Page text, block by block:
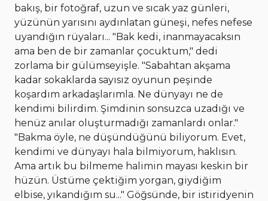
bakış, bir fotoğraf, uzun ve sıcak yaz günleri,
yüzünün yarısını aydınlatan güneşi, nefes nefese
uyandığın rüyaları... "Bak kedi, inanmayacaksın
ama ben de bir zamanlar çocuktum," dedi
zorlama bir gülümseyişle. "Sabahtan akşama
kadar sokaklarda sayısız oyunun peşinde
koşardım arkadaşlarımla. Ne dünyayı ne de
kendimi bilirdim. Şimdinin sonsuzca uzadığı ve
henüz anılar oluşturmadığı zamanlardı onlar."
"Bakma öyle, ne düşündüğünü biliyorum. Evet,
kendimi ve dünyayı hala bilmiyorum, haklısın.
Ama artık bu bilmeme halimin mayası keskin bir
hüzün. Üstüme çektiğim yorgan, giydiğim
elbise, yıkandığım su..." Göğsünde, bir istiridyenin